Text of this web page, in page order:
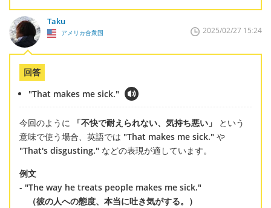
Taku
アメリカ合衆国 2025/02/27 15:24
回答
"That makes me sick."
今回のように 「不快で耐えられない、気持ち悪い」
という
意味で使う場合、英語では "That makes me sick." や
"That's disgusting." などの表現が適しています。
例文
- "The way he treats people makes me sick."
（彼の人への態度、本当に吐き気がする。）